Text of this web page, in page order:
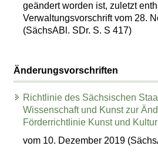
geändert worden ist, zuletzt
Verwaltungsvorschrift vom 28.
(SächsABl. SDr. S. S 417)
Änderungsvorschriften
Richtlinie des Sächsischen
Wissenschaft und Kunst zur
Förderrichtlinie Kunst und Kultur
vom 10. Dezember 2019